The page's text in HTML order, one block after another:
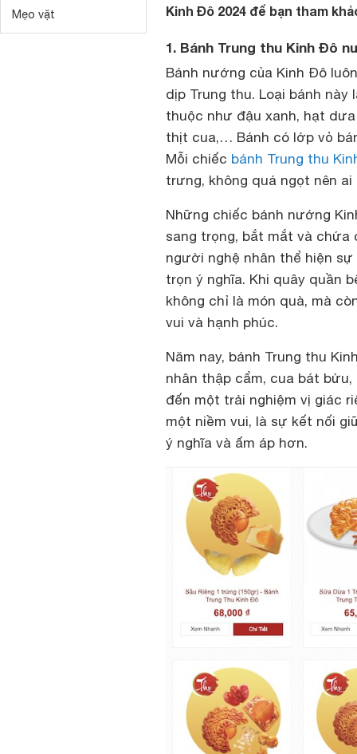
Mẹo vặt
Kinh Đô 2024 để bạn tham
1. Bánh Trung thu Kinh Đô
Bánh nướng của Kinh Đô
dịp Trung thu. Loại bánh
thuộc như đậu xanh, hạt
thịt cua,… Bánh có lớp vỏ
Mỗi chiếc bánh Trung thu
trưng, không quá ngọt nên
Những chiếc bánh nướng
sang trọng, bắt mắt và chứa
người nghệ nhân thể hiện
trọn ý nghĩa. Khi quây quần
không chỉ là món quà, mà
vui và hạnh phúc.
Năm nay, bánh Trung thu
nhân thập cẩm, cua bát
đến một trải nghiệm vị giác
một niềm vui, là sự kết nối
ý nghĩa và ấm áp hơn.